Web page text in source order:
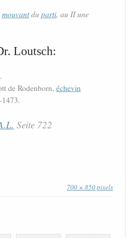
mouvantdu parti, au II une
Loutsch:
de Rodenborn, échevin
Seite 722
700 × 850 pixels